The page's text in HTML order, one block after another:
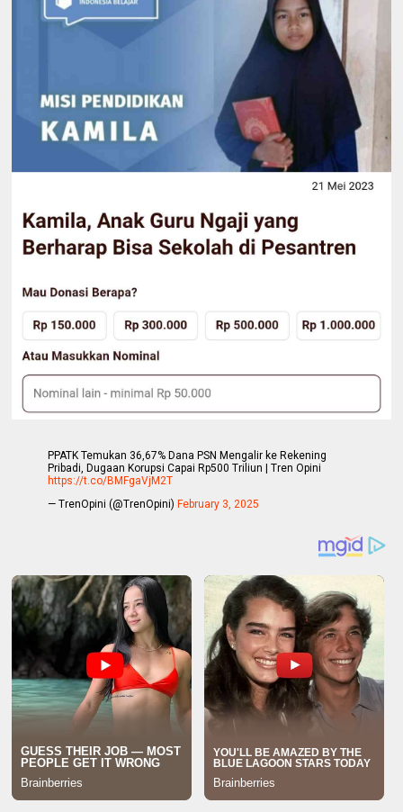
PPATK Temukan 36,67% Dana PSN Mengalir ke Rekening
Pribadi, Dugaan Korupsi Capai Rp500 Triliun | Tren Opini
https://t.co/BMFgaVjM2T
— TrenOpini (@TrenOpini)February 3, 2025